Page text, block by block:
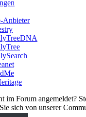
Anbieter
im Forum angemeldet?
sich von unserer